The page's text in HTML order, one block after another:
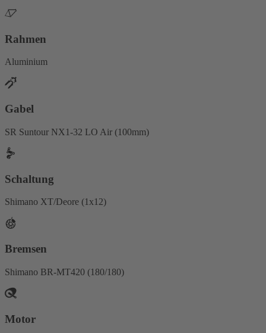
Rahmen
Aluminium
Gabel
SR Suntour NX1-32 LO Air (100mm)
Schaltung
Shimano XT/Deore (1x12)
Bremsen
Shimano BR-MT420 (180/180)
Motor